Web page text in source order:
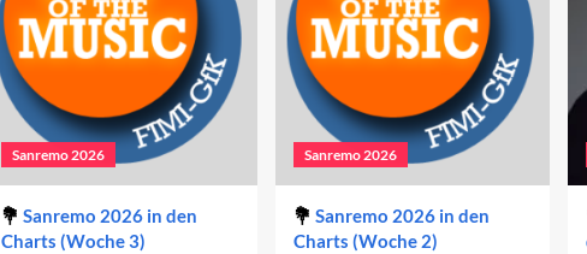
Sanremo 2026
Sanremo 2026 in den
Charts (Woche 3)
Sanremo 2026
Sanremo 2026 in den
Charts (Woche 2)